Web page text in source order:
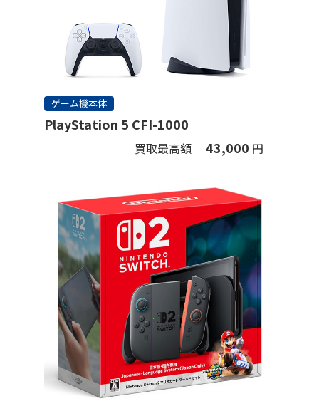
ゲーム機本体
PlayStation 5 CFI-1000
買取最高額 43,000 円